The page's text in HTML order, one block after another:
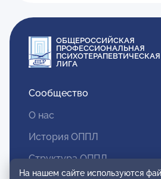
ОБЩЕРОССИЙСКАЯ
ПРОФЕССИОНАЛЬНАЯ
ПСИХОТЕРАПЕВТИЧЕСКАЯ
ЛИГА
Сообщество
О нас
История ОППЛ
Структура ОППЛ
На нашем сайте используются